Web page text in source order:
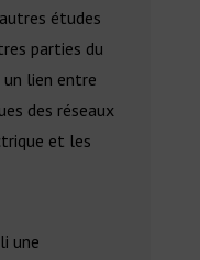
études
parties du
lien entre
des réseaux
et les
une